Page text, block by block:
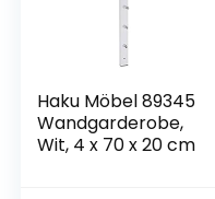
Haku Möbel 89345
Wandgarderobe,
Wit, 4 x 70 x 20 cm